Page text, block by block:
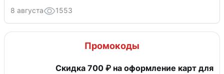
8 августа 1553
Промокоды
Скидка 700 ₽ на оформление карт для